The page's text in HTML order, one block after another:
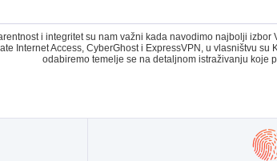
i integritet su nam važni kada navodimo najbolji
Internet Access, CyberGhost i ExpressVPN, u vlasništvu
odabiremo temelje se na detaljnom istraživanju koje